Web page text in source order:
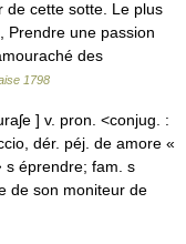
de cette sotte. Le plus
Prendre une passion
des
1798
] v. pron. <conjug. :
dér. péj. de amore «
s éprendre; fam. s
de son moniteur de